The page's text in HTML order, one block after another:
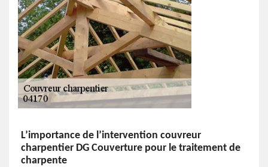
L’importance de l’intervention couvreur
charpentier DG Couverture pour le traitement de
charpente